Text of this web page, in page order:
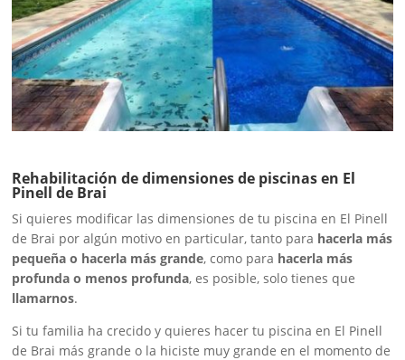
Rehabilitación de dimensiones de piscinas en El
Pinell de Brai
Si quieres modificar las dimensiones de tu piscina en El Pinell
de Brai por algún motivo en particular, tanto para hacerla más
pequeña o hacerla más grande, como para hacerla más
profunda o menos profunda, es posible, solo tienes que
llamarnos.
Si tu familia ha crecido y quieres hacer tu piscina en El Pinell
de Brai más grande o la hiciste muy grande en el momento de